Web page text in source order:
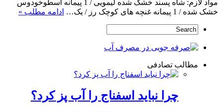
مواد لازم: شاه پسند خشک شده لیمویی / 1 پیمانه اسطوخودوس
خشک شده / 1 پیمانه غنچه های کوچک رز / یک…
ادامه مطلب »
مطالب تصادفی
چرا نباید اسفناج را آب پز کرد؟